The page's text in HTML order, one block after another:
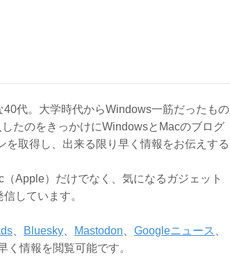
代。大学時代からWindows一筋だったもの
たのをきっかけにWindowsとMacのブログ
を取得し、出来る限り早く情報をお伝えする
Apple）だけでなく、気になるガジェット
しています。
Bluesky Mastodon Googleニュース
く情報を閲覧可能です。